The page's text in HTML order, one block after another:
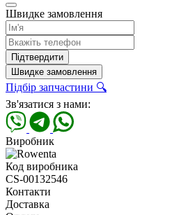
Швидке замовлення
Підтвердити
Швидке замовлення
Підбір запчастини 🔍
Зв'язатися з нами:
Виробник
Код виробника
CS-00132546
Контакти
Доставка